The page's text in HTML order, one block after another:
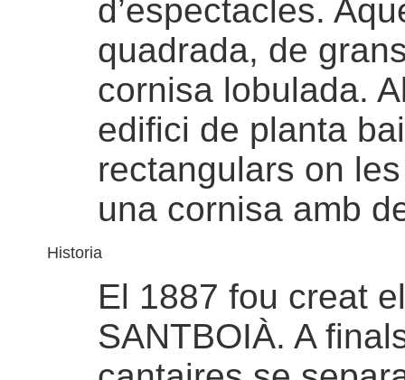
d’espectacles.
quadrada, de
cornisa lobulada.
edifici de planta
rectangulars on
una cornisa amb
Historia
El 1887 fou creat
SANTBOIÀ. A